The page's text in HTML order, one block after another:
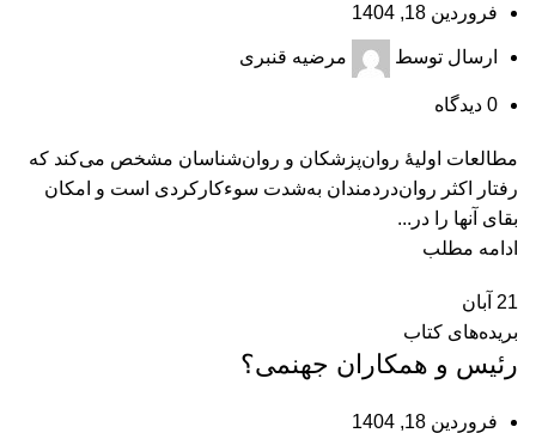
فروردین 18, 1404
ارسال توسط مرضیه قنبری
0 دیدگاه
مطالعات اولیۀ روان‌پزشکان و روان‌شناسان مشخص می‌کند که
رفتار اکثر روان‌دردمندان به‌شدت ‌سوء‌کارکردی است و امکان
بقای آنها را در...
ادامه مطلب
21 آبان
بریده‌های کتاب
رئیس و همکاران جهنمی؟
فروردین 18, 1404